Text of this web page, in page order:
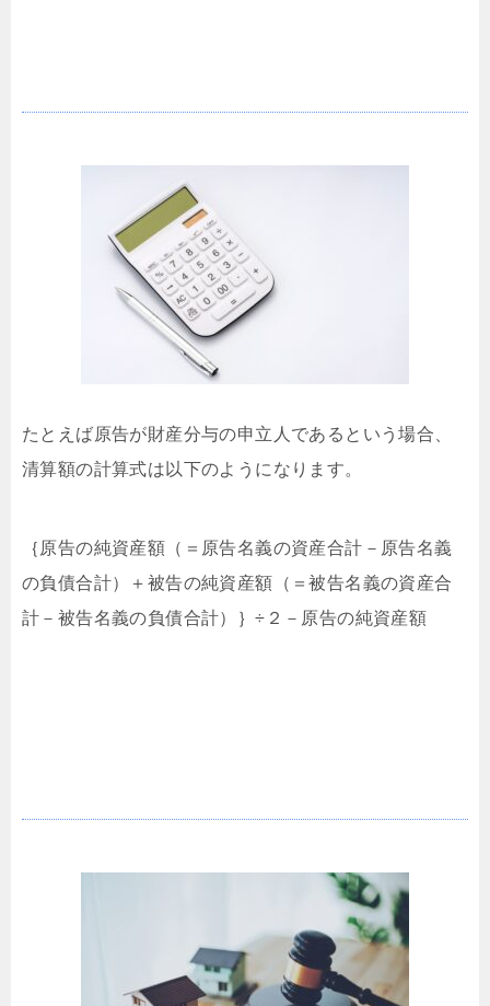
たとえば原告が財産分与の申立人であるという場合、
清算額の計算式は以下のようになります。
｛原告の純資産額（＝原告名義の資産合計－原告名義
の負債合計）＋被告の純資産額（＝被告名義の資産合
計－被告名義の負債合計）｝÷２－原告の純資産額